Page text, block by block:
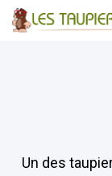
Un des